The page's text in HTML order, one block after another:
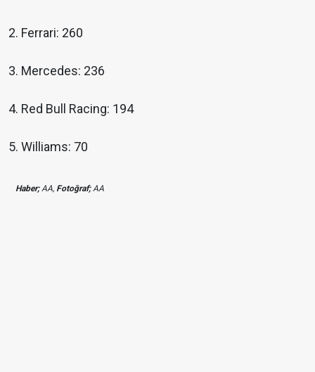
2. Ferrari: 260
3. Mercedes: 236
4. Red Bull Racing: 194
5. Williams: 70
Haber;AA, Fotoğraf;AA